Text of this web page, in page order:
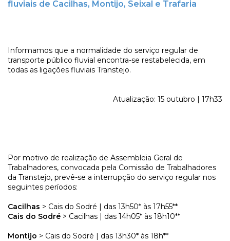
fluviais de Cacilhas, Montijo, Seixal e Trafaria
Informamos que a normalidade do serviço regular de
transporte público fluvial encontra-se restabelecida, em
todas as ligações fluviais Transtejo.
Atualização: 15 outubro | 17h33
Por motivo de realização de Assembleia Geral de
Trabalhadores, convocada pela Comissão de Trabalhadores
da Transtejo, prevê-se a interrupção do serviço regular nos
seguintes períodos:
Cacilhas > Cais do Sodré | das 13h50* às 17h55**
Cais do Sodré > Cacilhas | das 14h05* às 18h10**
Montijo > Cais do Sodré | das 13h30* às 18h**